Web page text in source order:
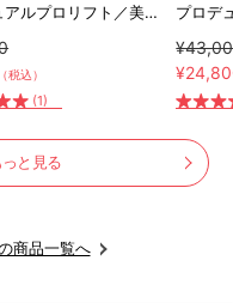
アルプロリフト／美顔
（税込）
(1)
プロデ
ート器
と見る
商品一覧へ